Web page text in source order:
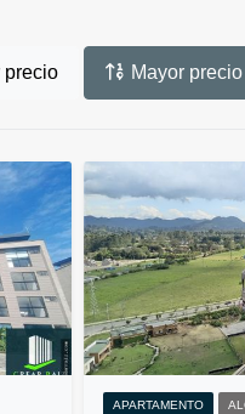
precio Mayor precio
APARTAMENTO